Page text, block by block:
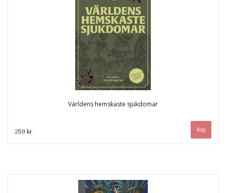
Världens hemskaste sjukdomar
259 kr